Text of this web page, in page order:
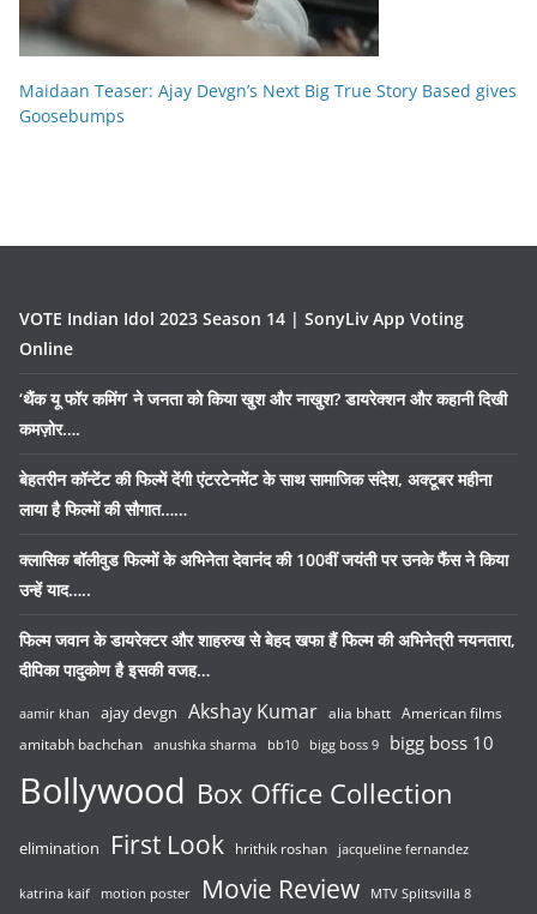
Maidaan Teaser: Ajay Devgn’s Next Big True Story Based gives
Goosebumps
VOTE Indian Idol 2023 Season 14 | SonyLiv App Voting
Online
‘थैंक यू फॉर कमिंग’ ने जनता को किया खुश और नाखुश? डायरेक्शन और कहानी दिखी
कमज़ोर….
बेहतरीन कॉन्टेंट की फिल्में देंगी एंटरटेनमेंट के साथ सामाजिक संदेश, अक्टूबर महीना
लाया है फिल्मों की सौगात……
क्लासिक बॉलीवुड फिल्मों के अभिनेता देवानंद की 100वीं जयंती पर उनके फैंस ने किया
उन्हें याद…..
फिल्म जवान के डायरेक्टर और शाहरुख से बेहद खफा हैं फिल्म की अभिनेत्री नयनतारा,
दीपिका पादुकोण है इसकी वजह…
aamir khan ajay devgn Akshay Kumar alia bhatt American films
amitabh bachchan anushka sharma bb10 bigg boss 9 bigg boss 10
Bollywood Box Office Collection
elimination First Look hrithik roshan jacqueline fernandez
katrina kaif motion poster Movie Review MTV Splitsvilla 8